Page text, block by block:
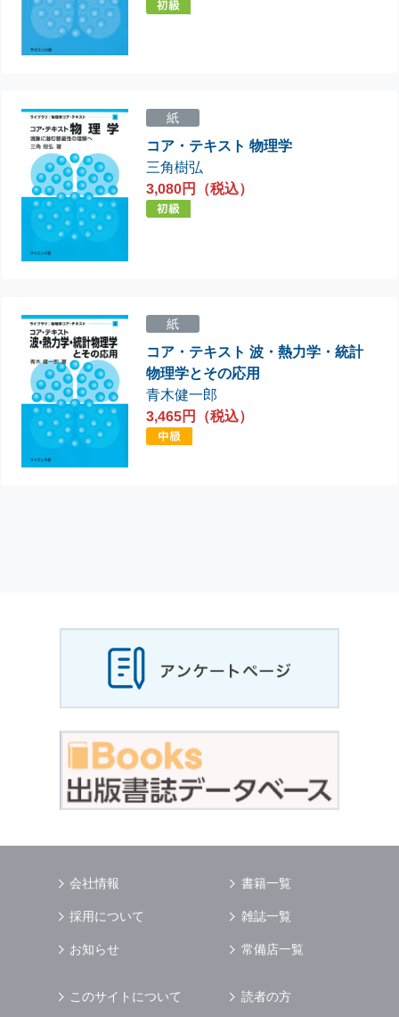
紙
コア・テキスト 物理学
三角樹弘
3,080円（税込）
紙
コア・テキスト 波・熱力学・統計
物理学とその応用
青木健一郎
3,465円（税込）
会社情報
採用について
お知らせ
書籍一覧
雑誌一覧
常備店一覧
このサイトについて 読者の方